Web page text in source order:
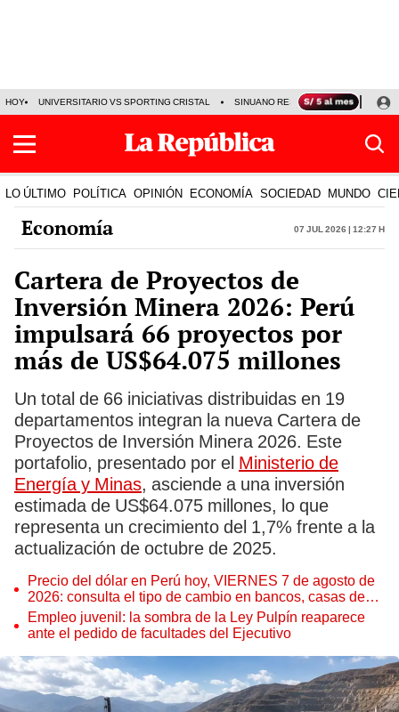
HOY UNIVERSITARIO VS SPORTING CRISTAL SINUANO RESULTADOS HOY
LO ÚLTIMO POLÍTICA OPINIÓN ECONOMÍA SOCIEDAD MUNDO
Economía 07 Jul 2026 | 12:27 h
Cartera de Proyectos de
Inversión Minera 2026: Perú
impulsará 66 proyectos por
más de US$64.075 millones
Un total de 66 iniciativas distribuidas en 19
departamentos integran la nueva Cartera de
Proyectos de Inversión Minera 2026. Este
portafolio, presentado por el Ministerio de
Energía y Minas, asciende a una inversión
estimada de US$64.075 millones, lo que
representa un crecimiento del 1,7% frente a la
actualización de octubre de 2025.
Precio del dólar en Perú hoy, VIERNES 7 de agosto de
2026: consulta el tipo de cambio en bancos, casas de
cambio y plataformas digitales
Empleo juvenil: la sombra de la Ley Pulpín reaparece
ante el pedido de facultades del Ejecutivo